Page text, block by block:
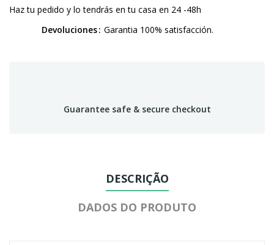
Haz tu pedido y lo tendrás en tu casa en 24 -48h
Devoluciones Garantia 100% satisfacción.
Guarantee safe & secure checkout
DESCRIÇÃO
DADOS DO PRODUTO